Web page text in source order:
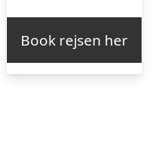
3.544,00.
var:
kr. 5.322,19.
Book rejsen her